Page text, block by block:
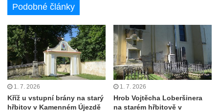
Pomník obětem 2. světové války v parku
Walthera von der Vogelweide v Duchcově
Památník obětem holokaustu v Lipové ulici
v Duchcově
Pomník obětem válek v Jeníkově
Pamětní deska obětem 1. světové války na
kapli Panny Marie v Lahošti
Pomník obětem 2. světové války v parku v
Podobné články
1. 7. 2026
Kříž u vstupní brány na starý
hřbitov v Kamenném Újezdě
1. 7. 2026
Hrob Vojtěcha Loberšinera
na starém hřbitově v